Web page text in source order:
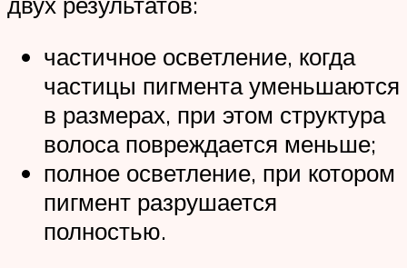
частичное осветление, когда
частицы пигмента уменьшаются
в размерах, при этом структура
волоса повреждается меньше;
полное осветление, при котором
пигмент разрушается
полностью.